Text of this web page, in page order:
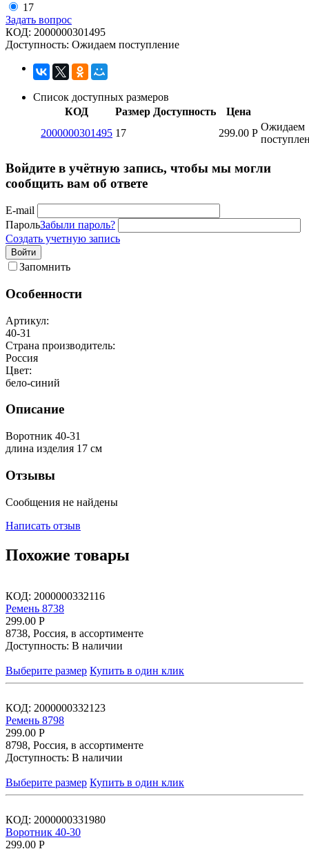
17
Задать вопрос
КОД: 2000000301495
Доступность: Ожидаем поступление
Список доступных размеров
КОД
Размер Доступность
Цена
2000000301495 17 299.00 Р
Ожидаем
Войдите в учётную запись, чтобы мы могли
сообщить вам об ответе
E-mail
ПарольЗабыли пароль?
Создать учетную запись
Войти
Запомнить
Особенности
Артикул:
40-31
Страна производитель:
Россия
Цвет:
бело-синий
Описание
Воротник 40-31
длина изделия 17 см
Отзывы
Сообщения не найдены
Написать отзыв
Похожие товары
КОД: 2000000332116
Ремень 8738
299.00 Р
8738, Россия, в ассортименте
Доступность: В наличии
Выберите размер Купить в один клик
КОД: 2000000332123
Ремень 8798
299.00 Р
8798, Россия, в ассортименте
Доступность: В наличии
Выберите размер Купить в один клик
КОД: 2000000331980
Воротник 40-30
299.00 Р